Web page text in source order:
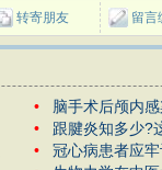
转寄朋友 留言
•
脑手术后颅内
• 跟腱炎知多少?
• 冠心病患者应